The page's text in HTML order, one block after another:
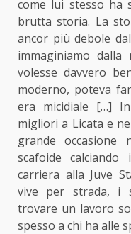
come lui stesso ha
brutta storia. La
ancor più debole
immaginiamo dalla
volesse davvero
moderno, poteva
era micidiale […]
migliori a Licata e
grande
scafoide
carriera alla Juve
vive per strada, i
trovare un lavoro
spesso a chi ha alle